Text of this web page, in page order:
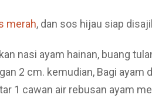
merah, dan sos hijau siap
nasi ayam hainan, buang
2 cm. kemudian, Bagi ayam
1 cawan air rebusan ayam